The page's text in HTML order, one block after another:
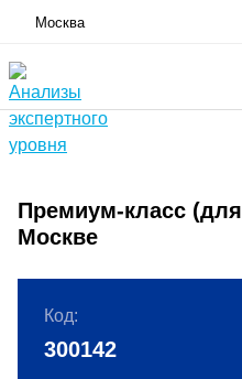
Москва
Премиум-класс
Москве
Код:
300142